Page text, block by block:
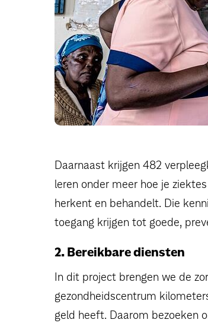
Daarnaast krijgen 482
leren onder meer hoe je
herkent en behandelt. Die
toegang krijgen tot goede,
2. Bereikbare diensten
In dit project brengen we de
gezondheidscentrum
geld heeft. Daarom bezoeken